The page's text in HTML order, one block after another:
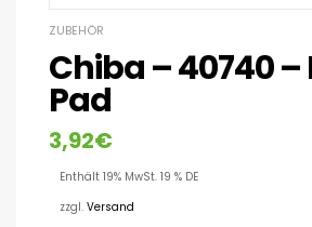
ZUBEHÖR
Chiba – 40740 –
Pad
3,92€
Enthält 19% MwSt. 19 % DE
zzgl. Versand